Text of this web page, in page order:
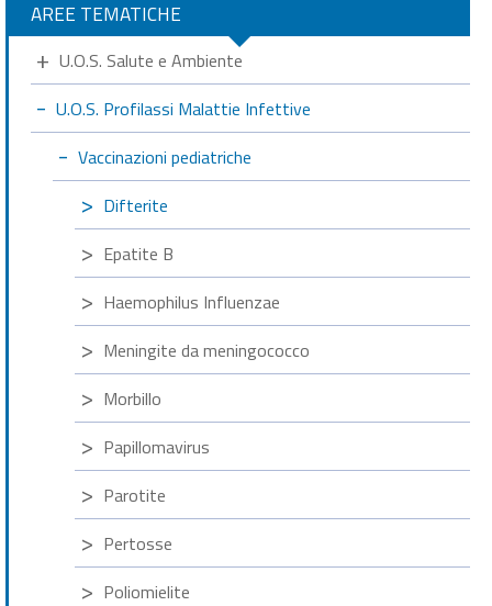
AREE TEMATICHE
U.O.S. Salute e Ambiente
U.O.S. Profilassi Malattie Infettive
Vaccinazioni pediatriche
Difterite
Epatite B
Haemophilus Influenzae
Meningite da meningococco
Morbillo
Papillomavirus
Parotite
Pertosse
Poliomielite